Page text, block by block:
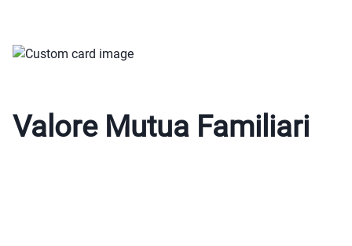
Valore Mutua Familiari